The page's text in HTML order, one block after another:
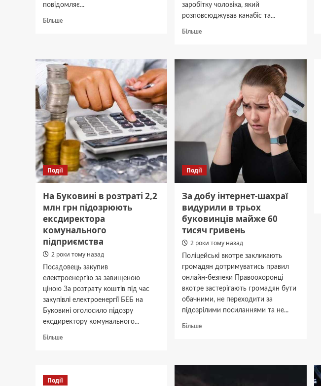
повідомляє...
БільшеДокладніше
мільйонів
гривень
для
придбання
житла
військовим
заробітку чоловіка, який
розповсюджував канабіс та...
БільшеДокладніше
Тарасівців
розповсюдження
Події
На Буковині в розтраті 2,2
млн грн підозрюють
ексдиректора
комунального
підприємства
2 роки тому назад
Посадовець закупив
електроенергію за завищеною
ціною За розтрату коштів під час
закупівлі електроенергії БЕБ на
Буковині оголосило підозру
ексдиректору комунального...
БільшеДокладніше
розтраті
Події
За добу інтернет-шахраї
видурили в трьох
буковинців майже 60
тисяч гривень
2 роки тому назад
Поліцейські вкотре закликають
громадян дотримуватись правил
онлайн-безпеки Правоохоронці
вкотре застерігають громадян бути
обачними, не переходити за
підозрілими посиланнями та не...
БільшеДокладніше
Події